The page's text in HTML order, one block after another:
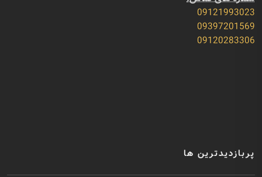
09121993023
09397201569
09120283306
پربازدیدترین ها